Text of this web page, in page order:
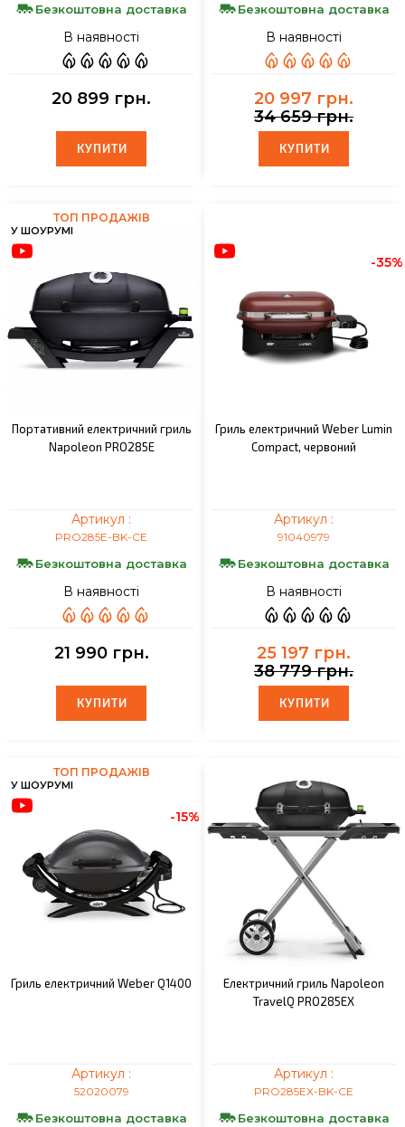
Безкоштовна доставка
В наявності
20 899 грн.
КУПИТИ
КУПИТИ
Безкоштовна доставка
В наявності
20 997 грн.
34 659 грн.
КУПИТИ
КУПИТИ
У ШОУРУМІ
ТОП ПРОДАЖІВ
Портативний електричний гриль
Napoleon PRO285Е
Артикул :
PRO285E-BK-CE
Безкоштовна доставка
В наявності
21 990 грн.
КУПИТИ
КУПИТИ
-35%
Гриль електричний Weber Lumin
Compact, червоний
Артикул :
91040979
Безкоштовна доставка
В наявності
25 197 грн.
38 779 грн.
КУПИТИ
КУПИТИ
У ШОУРУМІ
-15%
ТОП ПРОДАЖІВ
Гриль електричний Weber Q1400
Артикул :
52020079
Безкоштовна доставка
Електричний гриль Napoleon
TravelQ PRO285EX
Артикул :
PRO285EX-BK-CE
Безкоштовна доставка